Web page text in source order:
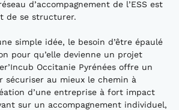
d’accompagnement de l’ESS est
de se structurer.
simple idée, le besoin d’être épaulé
pour qu’elle devienne un projet
Occitanie Pyrénées offre un
sécuriser au mieux le chemin à
d’une entreprise à fort impact
sur un accompagnement individuel,